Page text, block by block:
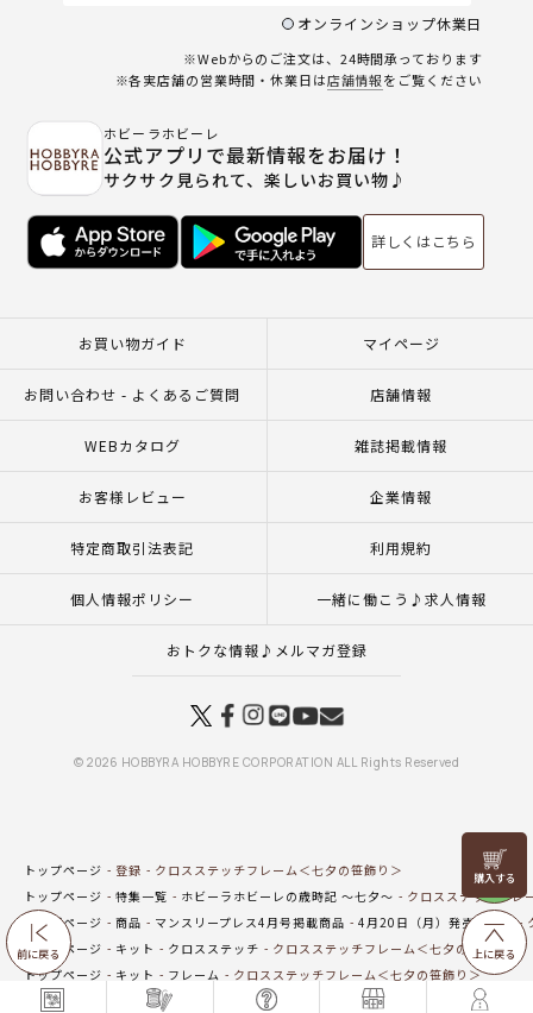
前に戻る
リリヤン
フェア
上に戻る
オンラインショップ休業日
※Webからのご注文は、24時間承っております
※各実店舗の営業時間・休業日は店舗情報をご覧ください
ホビーラホビーレ
公式アプリで最新情報をお届け！
サクサク見られて、楽しいお買い物♪
詳しくはこちら
お買い物ガイド マイページ
お問い合わせ - よくあるご質問 店舗情報
WEBカタログ 雑誌掲載情報
お客様レビュー 企業情報
特定商取引法表記 利用規約
個人情報ポリシー 一緒に働こう♪求人情報
おトクな情報♪メルマガ登録
© 2026 HOBBYRA HOBBYRE CORPORATION ALL Rights Reserved
トップページ 登録
クロスステッチフレーム＜七夕の笹飾り＞
トップページ
特集一覧 ホビーラホビーレの歳時記 ～七夕～
クロスステッチフレ
トップページ
商品 マンスリープレス4月号掲載商品 4月20日（月）発売の商品
トップページ
キット クロスステッチ
クロスステッチフレーム＜七夕の笹飾り＞
トップページ
キット フレーム
クロスステッチフレーム＜七夕の笹飾り＞
トップページ
インテリア・飾り クロスステッチフレーム＜七夕の笹飾り＞